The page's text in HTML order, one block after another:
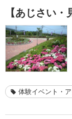
【あじさい
体験イベント・